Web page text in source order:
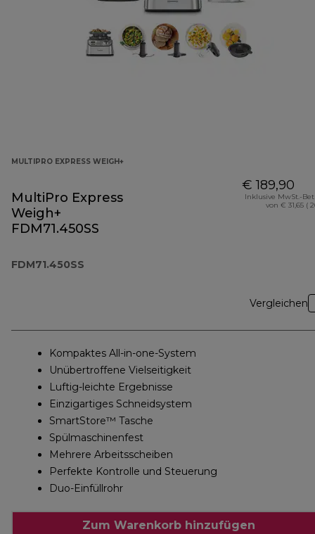
MULTIPRO EXPRESS WEIGH+
MultiPro Express
Weigh+
FDM71.450SS
FDM71.450SS
€ 189,90
Inklusive MwSt.-
von € 31,65 (
Vergleichen
Kompaktes All-in-one-System
Unübertroffene Vielseitigkeit
Luftig-leichte Ergebnisse
Einzigartiges Schneidsystem
SmartStore™ Tasche
Spülmaschinenfest
Mehrere Arbeitsscheiben
Perfekte Kontrolle und Steuerung
Duo-Einfüllrohr
Zum Warenkorb hinzufügen